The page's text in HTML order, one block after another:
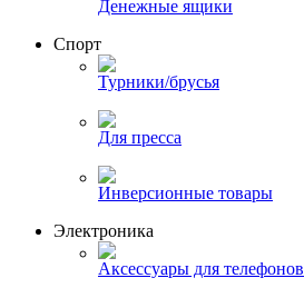
Денежные ящики
Спорт
Турники/брусья
Для пресса
Инверсионные товары
Электроника
Аксессуары для телефонов